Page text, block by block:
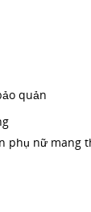
quản
phụ nữ mang